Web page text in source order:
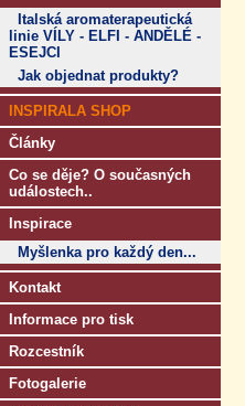
Italská aromaterapeutická
linie VÍLY - ELFI - ANDĚLÉ -
ESEJCI
Jak objednat produkty?
INSPIRALA SHOP
Články
Co se děje? O současných
událostech..
Inspirace
Myšlenka pro každý den...
Kontakt
Informace pro tisk
Rozcestník
Fotogalerie